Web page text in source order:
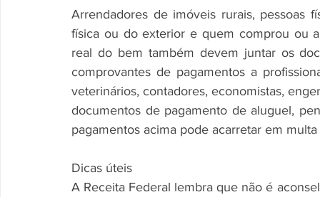
Arrendadores de imóveis rurais, pessoas
física ou do exterior e quem comprou ou
real do bem também devem juntar os
comprovantes de pagamentos a
veterinários, contadores, economistas,
documentos de pagamento de aluguel,
pagamentos acima pode acarretar em
Dicas úteis
A Receita Federal lembra que não é